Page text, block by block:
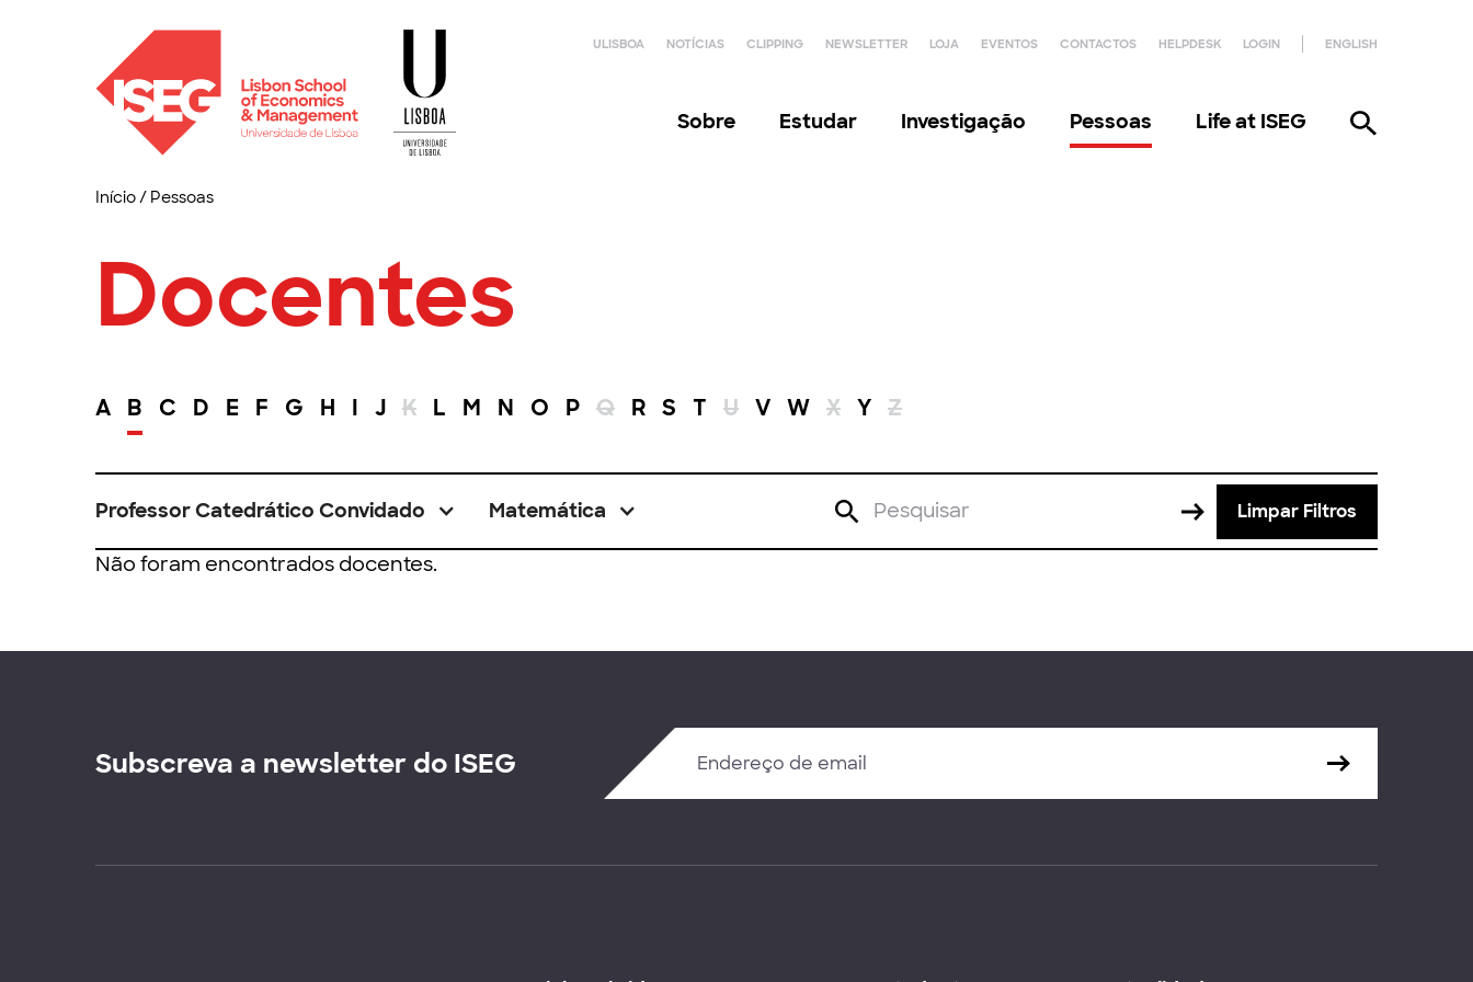
ULISBOA NOTÍCIAS CLIPPING NEWSLETTER LOJA EVENTOS CONTACTOS HELPDESK LOGIN ENGLISH
Sobre Estudar Investigação Pessoas Life at ISEG
Início/ Pessoas
Docentes
A B C D E F G H I J K L M N O P Q R S T U V W X Y Z
Professor Catedrático Convidado Matemática Limpar Filtros
Não foram encontrados docentes.
Subscreva a newsletter do ISEG